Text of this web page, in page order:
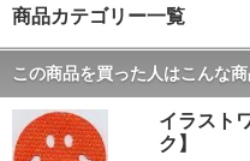
商品カテゴリー一覧
この商品を買った人はこんな
イラスト
ク】